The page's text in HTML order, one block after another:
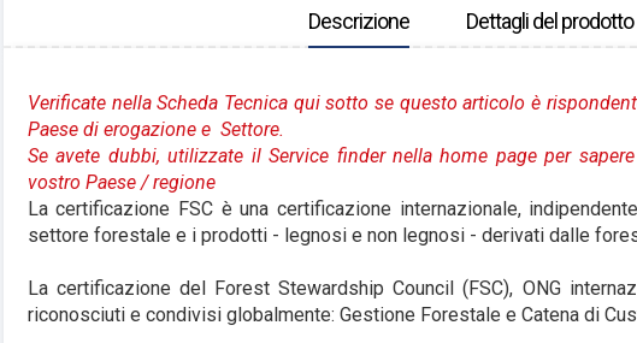
Descrizione Dettagli del prodotto
Verificate nella Scheda Tecnica qui sotto se questo articolo è
Paese di erogazione e Settore.
Se avete dubbi, utilizzate il Service finder nella home page per
vostro Paese/ regione
La certificazione FSC è una certificazione internazionale,
settore forestale e i prodotti - legnosi e non legnosi - derivati dalle
La certificazione del Forest Stewardship Council (FSC), ONG
riconosciuti e condivisi globalmente: Gestione Forestale e Catena di